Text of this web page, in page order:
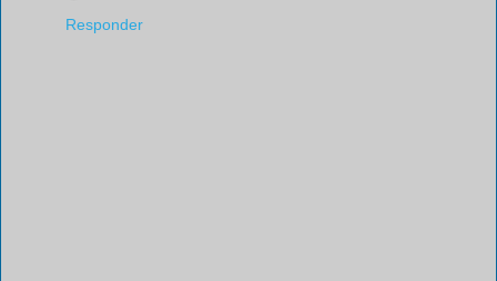
Responder